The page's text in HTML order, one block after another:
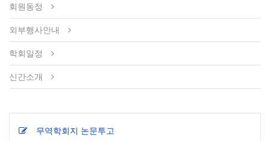
회원동정
외부행사안내
학회일정
신간소개
무역학회지 논문투고